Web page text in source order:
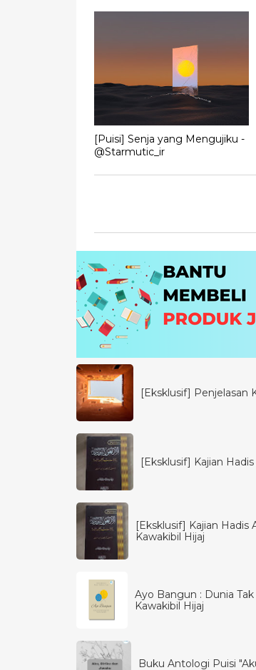
[Puisi] Senja yang Mengujiku -
@Starmutic_ir
[Eksklusif] Penjelasan
[Eksklusif] Kajian
[Eksklusif] Kajian Hadis
Kawakibil Hijaj
Ayo Bangun : Dunia
Kawakibil Hijaj
Buku Antologi Puisi